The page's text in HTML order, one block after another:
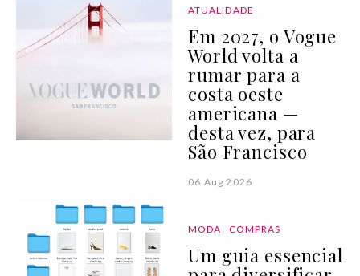
ATUALIDADE
Em 2027, o Vogue
World volta a
rumar para a
costa oeste
americana —
desta vez, para
São Francisco
06 Aug 2026
MODA COMPRAS
Um guia essencial